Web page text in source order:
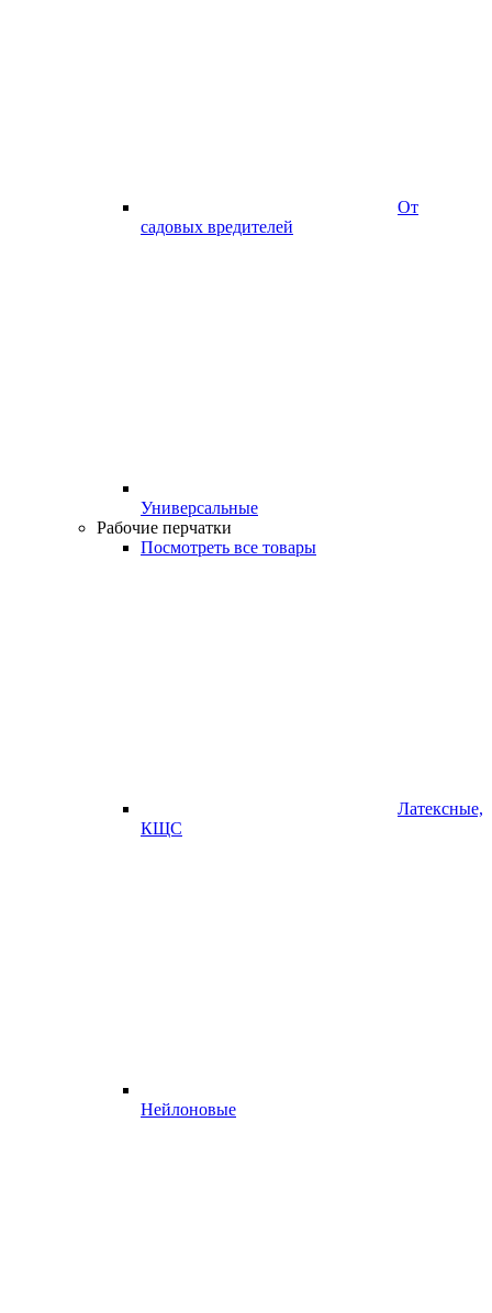
От
садовых вредителей
Универсальные
Рабочие перчатки
Посмотреть все товары
Латексные,
КЩС
Нейлоновые